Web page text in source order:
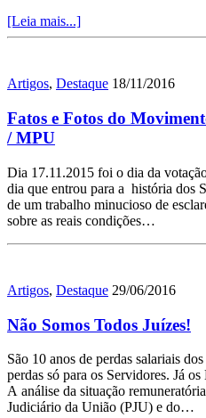
[Leia mais...]
Artigos, Destaque 18/11/2016
Fatos e Fotos do
/ MPU
Dia 17.11.2015 foi o dia da
dia que entrou para a história dos
de um trabalho minucioso de
sobre as reais condições…
Artigos, Destaque 29/06/2016
Não Somos Todos Juízes!
São 10 anos de perdas salariais
perdas só para os Servidores. Já
A análise da situação
Judiciário da União (PJU) e do…